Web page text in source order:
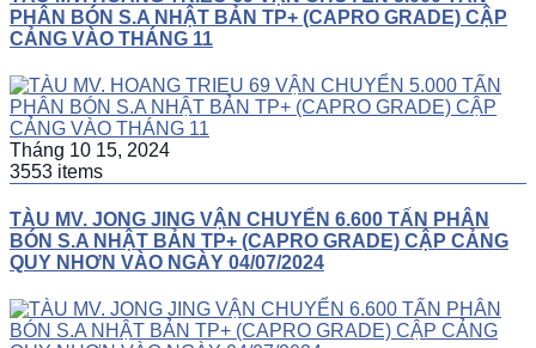
PHÂN BÓN S.A NHẬT BẢN TP+ (CAPRO GRADE) CẬP
CẢNG VÀO THÁNG 11
Tháng 10 15, 2024
3553 items
TÀU MV. JONG JING VẬN CHUYỂN 6.600 TẤN PHÂN
BÓN S.A NHẬT BẢN TP+ (CAPRO GRADE) CẬP CẢNG
QUY NHƠN VÀO NGÀY 04/07/2024